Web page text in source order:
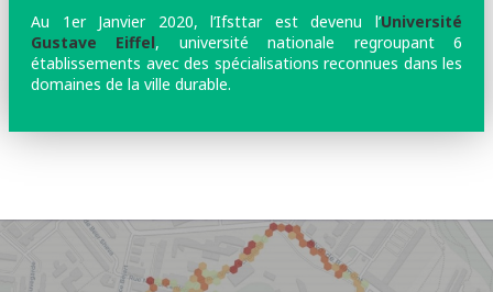
Au 1er Janvier 2020, l’Ifsttar est devenu l’Université
Gustave Eiffel, université nationale regroupant 6
établissements avec des spécialisations reconnues dans les
domaines de la ville durable.